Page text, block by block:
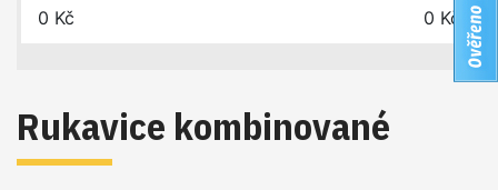
0 Kč 0 Kč
Rukavice kombinované